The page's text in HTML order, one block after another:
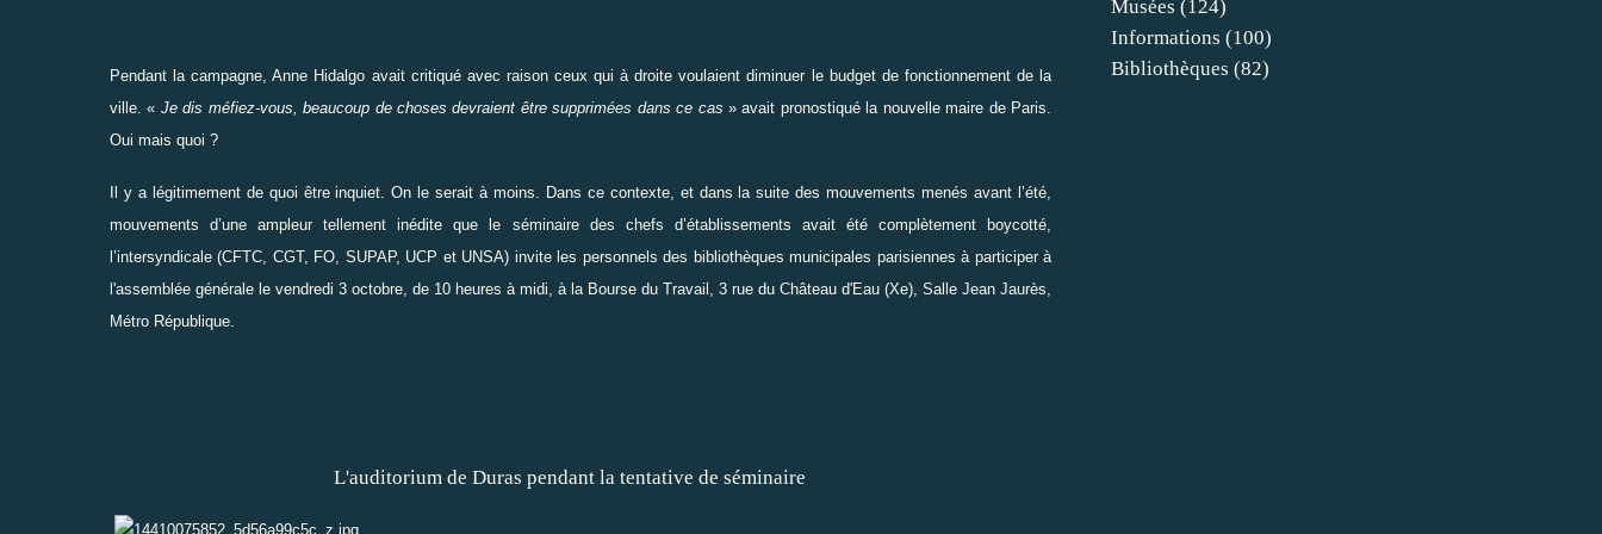
Pendant la campagne, Anne Hidalgo avait critiqué avec raison ceux qui à droite voulaient diminuer le budget de fonctionnement de la
ville. « Je dis méfiez-vous, beaucoup de choses devraient être supprimées dans ce cas» avait pronostiqué la nouvelle maire de Paris.
Oui mais quoi ?
Il y a légitimement de quoi être inquiet. On le serait à moins. Dans ce contexte, et dans la suite des mouvements menés avant l’été,
mouvements d’une ampleur tellement inédite que le séminaire des chefs d’établissements avait été complètement boycotté,
l’intersyndicale (CFTC, CGT, FO, SUPAP, UCP et UNSA) invite les personnels des bibliothèques municipales parisiennes à participer à
l'assemblée générale le vendredi 3 octobre, de 10 heures à midi, à la Bourse du Travail, 3 rue du Château d'Eau (Xe), Salle Jean Jaurès,
Métro République.
L'auditorium de Duras pendant la tentative de séminaire
Musées (124)
Informations (100)
Bibliothèques (82)